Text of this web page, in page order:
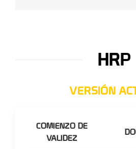
HRP
VERSIÓN
COMIENZO DE
VALIDEZ